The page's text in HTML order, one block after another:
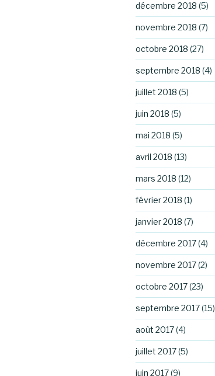
décembre 2018 (5)
novembre 2018 (7)
octobre 2018 (27)
septembre 2018 (4)
juillet 2018 (5)
juin 2018 (5)
mai 2018 (5)
avril 2018 (13)
mars 2018 (12)
février 2018 (1)
janvier 2018 (7)
décembre 2017(4)
novembre 2017(2)
octobre 2017(23)
septembre 2017(15)
août 2017(4)
juillet 2017(5)
juin 2017(9)